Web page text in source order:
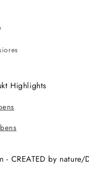
Highlights
- CREATED by nature/